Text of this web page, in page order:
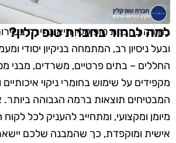
למה לבחור בחברת טופ קלין?
בחירה בחברת טופ קלין היא בחירה
ובעל ניסיון רב, המתמחה בניקיון יסודי
החללים – בתים פרטיים, משרדים, מבני
מקפידים על שימוש בחומרי ניקוי
המבטיחים תוצאות ברמה הגבוהה ביותר.
מיומן ומקצועי, ומתחייב להעניק לכל
אישית ומוקפדת, כך שהמבנה שלכם יישאר